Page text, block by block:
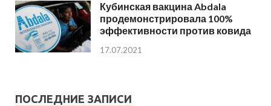
Кубинская вакцина Abdala
продемонстрировала 100%
эффективности против ковида
17.07.2021
ПОСЛЕДНИЕ ЗАПИСИ